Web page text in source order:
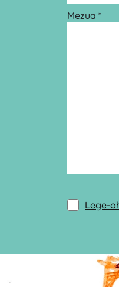
Mezua *
Lege-